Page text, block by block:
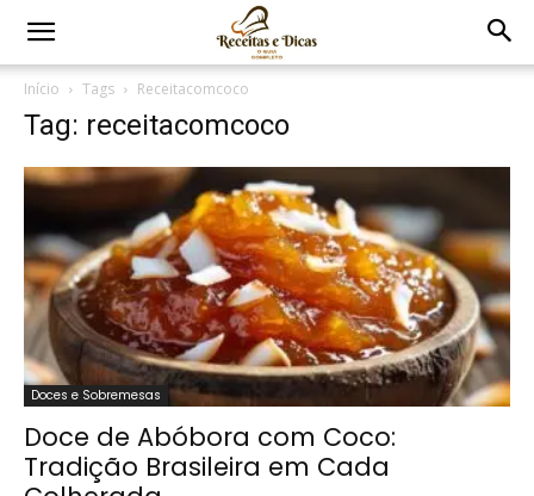
Início Tags Receitacomcoco
Tag: receitacomcoco
Doces e Sobremesas
Doce de Abóbora com Coco:
Tradição Brasileira em Cada